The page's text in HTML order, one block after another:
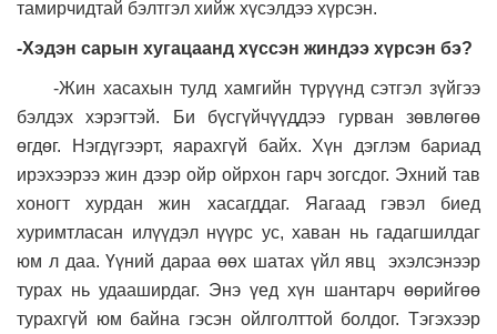
тамирчидтай бэлтгэл хийж хүсэлдээ хүрсэн.
-Хэдэн сарын хугацаанд хүссэн жиндээ хүрсэн бэ?
-Жин хасахын тулд хамгийн түрүүнд сэтгэл зүйгээ
бэлдэх хэрэгтэй. Би бүсгүйчүүддээ гурван зөвлөгөө
өгдөг. Нэгдүгээрт, яарахгүй байх. Хүн дэглэм бариад
ирэхээрээ жин дээр ойр ойрхон гарч зогсдог. Эхний тав
хоногт хурдан жин хасагддаг. Яагаад гэвэл биед
хуримтласан илүүдэл нүүрс ус, хаван нь гадагшилдаг
юм л даа. Үүний дараа өөх шатах үйл явц эхэлсэнээр
турах нь удааширдаг. Энэ үед хүн шантарч өөрийгөө
турахгүй юм байна гэсэн ойлголттой болдог. Тэгэхээр